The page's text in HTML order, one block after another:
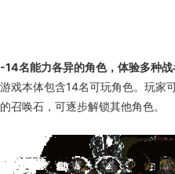
-14名能力各异的角色，体验多种
游戏本体包含14名可玩角色。玩家
的召唤石，可逐步解锁其他角色。